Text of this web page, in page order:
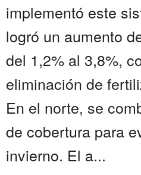
implementó este
logró un aumento
del 1,2% al 3,8%,
eliminación de
En el norte, se
de cobertura para
invierno. El a...